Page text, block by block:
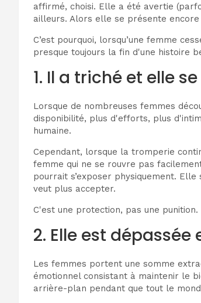
affirmé, choisi. Elle a été avertie
ailleurs. Alors elle se présente
C’est pourquoi, lorsqu’une femme
presque toujours la fin d'une histoire
1. Il a triché et elle
Lorsque de nombreuses femmes
disponibilité, plus d'efforts, plus
humaine.
Cependant, lorsque la tromperie
femme qui ne se rouvre pas
pourrait s’exposer physiquement.
veut plus accepter.
C'est une protection, pas une punition.
2. Elle est
Les femmes portent une somme
émotionnel consistant à maintenir le
arrière-plan pendant que tout le